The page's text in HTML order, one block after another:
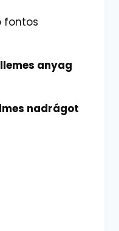
fontos
anyag
nadrágot